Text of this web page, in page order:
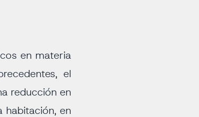
en materia
el
reducción en
en